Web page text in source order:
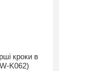
кроки в
K062)